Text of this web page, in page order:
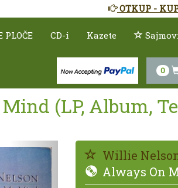
OTKUP -
PLOČE CD-i Kazete
0
(LP, Album,
Prethodno
Willie
Always On